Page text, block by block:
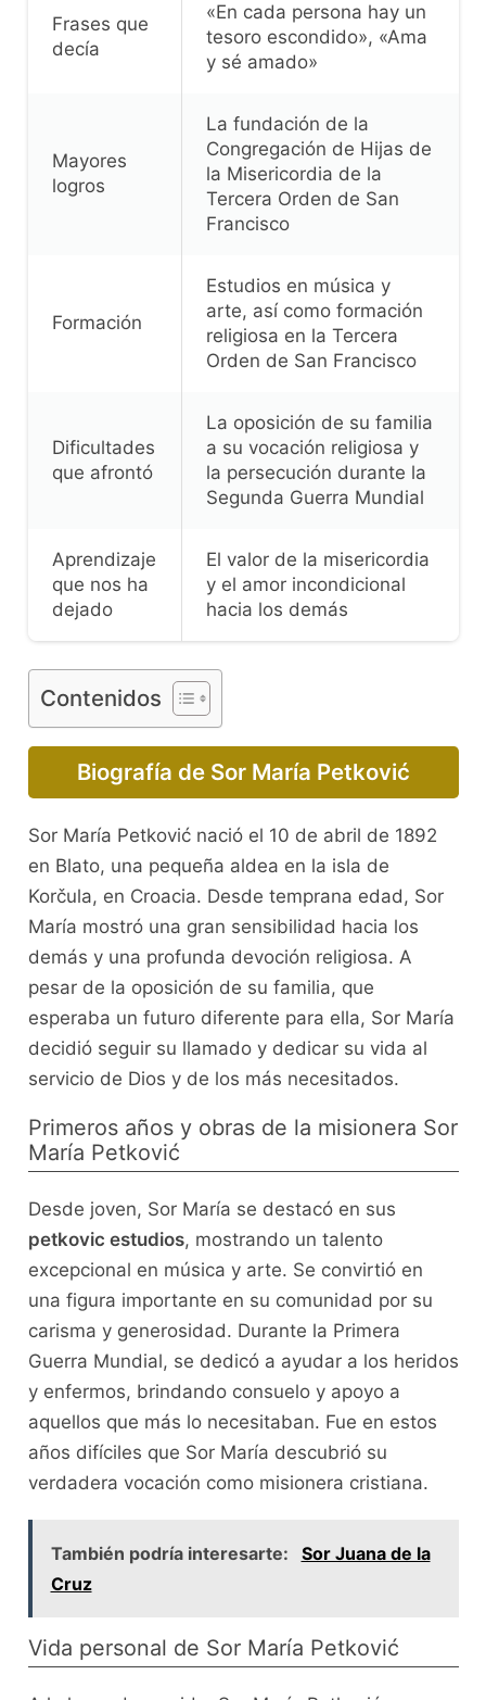
Frases que
decía
«En cada persona hay un
tesoro escondido», «Ama
y sé amado»
Mayores
logros
La fundación de la
Congregación de Hijas de
la Misericordia de la
Tercera Orden de San
Francisco
Formación
Estudios en música y
arte, así como formación
religiosa en la Tercera
Orden de San Francisco
Dificultades
que afrontó
La oposición de su familia
a su vocación religiosa y
la persecución durante la
Segunda Guerra Mundial
Aprendizaje
que nos ha
dejado
El valor de la misericordia
y el amor incondicional
hacia los demás
Contenidos
Biografía de Sor María Petković
Sor María Petković nació el 10 de abril de 1892
en Blato, una pequeña aldea en la isla de
Korčula, en Croacia. Desde temprana edad, Sor
María mostró una gran sensibilidad hacia los
demás y una profunda devoción religiosa. A
pesar de la oposición de su familia, que
esperaba un futuro diferente para ella, Sor María
decidió seguir su llamado y dedicar su vida al
servicio de Dios y de los más necesitados.
Primeros años y obras de la misionera Sor
María Petković
Desde joven, Sor María se destacó en sus
petkovic estudios, mostrando un talento
excepcional en música y arte. Se convirtió en
una figura importante en su comunidad por su
carisma y generosidad. Durante la Primera
Guerra Mundial, se dedicó a ayudar a los heridos
y enfermos, brindando consuelo y apoyo a
aquellos que más lo necesitaban. Fue en estos
años difíciles que Sor María descubrió su
verdadera vocación como misionera cristiana.
También podría interesarte:
Sor Juana de la
Cruz
Vida personal de Sor María Petković